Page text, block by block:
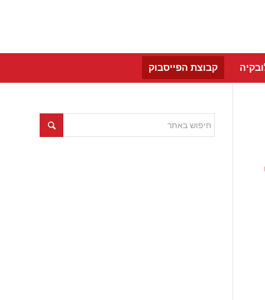
קבוצת הפייסבוק